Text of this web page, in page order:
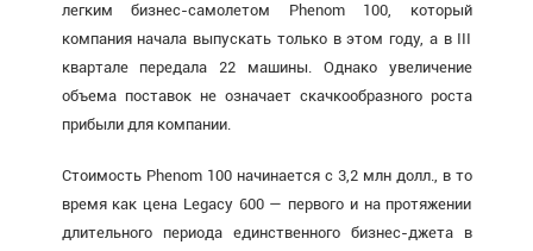
легким бизнес-самолетом Phenom 100, который
компания начала выпускать только в этом году, а в III
квартале передала 22 машины. Однако увеличение
объема поставок не означает скачкообразного роста
прибыли для компании.
Стоимость Phenom 100 начинается с 3,2 млн долл., в то
время как цена Legacy 600 — первого и на протяжении
длительного периода единственного бизнес-джета в